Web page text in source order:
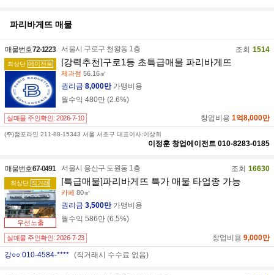
파리바게뜨 매물
매물번호72-1223
최상단 에이전트
서울시 구로구 천왕동 1층 조회 1514
[강력추천]구로1등 초특급매물 파리바게뜨
제과점 56.16㎡
권리금 8,000만 가맹비용
월수익 480만 (2.6%)
실매물 주인확인: 2026-7-10 창업비용 1억8,000만
(주)점포라인 211-88-15343 서울 서초구 대표이사:이상희
이정훈 창업에이전트 010-8283-0185
매물번호67-0491
최상단 직거래
우선노출
서울시 용산구 도원동 1층 조회 16630
[특급매물]파리바게뜨 특가 매물 타업종 가능
카페 80㎡
권리금 3,500만 가맹비용
월수익 586만 (6.5%)
실매물 주인확인: 2026-7-23 창업비용 9,000만
강○○ 010-4584-**** (직거래시 수수료 없음)